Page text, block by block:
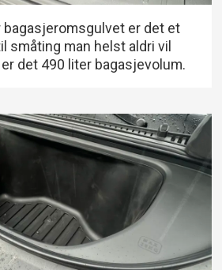
bagasjeromsgulvet er det et
småting man helst aldri vil
det 490 liter bagasjevolum.